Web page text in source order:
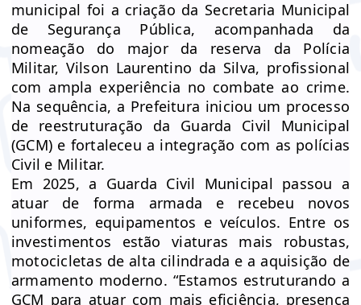
municipal foi a criação da Secretaria Municipal
de Segurança Pública, acompanhada da
nomeação do major da reserva da Polícia
Militar, Vilson Laurentino da Silva, profissional
com ampla experiência no combate ao crime.
Na sequência, a Prefeitura iniciou um processo
de reestruturação da Guarda Civil Municipal
(GCM) e fortaleceu a integração com as polícias
Civil e Militar.
Em 2025, a Guarda Civil Municipal passou a
atuar de forma armada e recebeu novos
uniformes, equipamentos e veículos. Entre os
investimentos estão viaturas mais robustas,
motocicletas de alta cilindrada e a aquisição de
armamento moderno. “Estamos estruturando a
GCM para atuar com mais eficiência, presença